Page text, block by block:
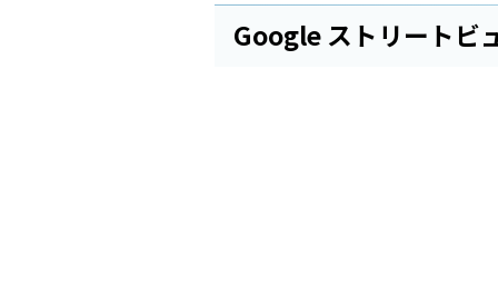
Google ストリートビ